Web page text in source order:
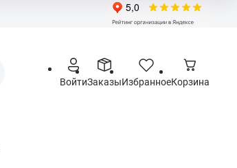
ВойтиЗаказыИзбранноеКорзина